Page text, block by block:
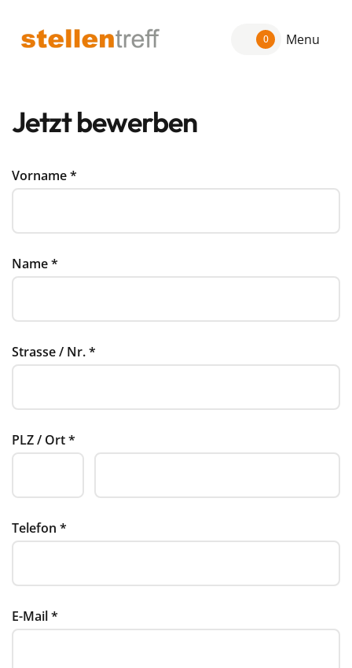
0 Menu
Jetzt bewerben
Vorname*
Name*
Strasse / Nr.*
PLZ / Ort*
Telefon *
E-Mail*